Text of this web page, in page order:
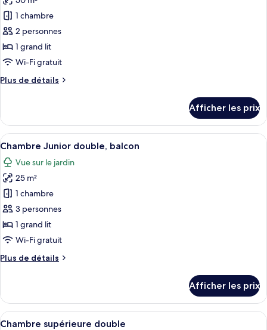
pour
ce
type
de
chambre :
Chambre
1 chambre
2 personnes
1 grand lit
Wi-Fi gratuit
Plus de détails
Plus
Chambre
quadruple
Sénior
Afficher les prix
Afficher
toutes
les
photos
pour
ce
type
de
chambre :
Chambre
balcon
Chambre Junior double, balcon |
3
Chambre Junior double, balcon
Vue sur le jardin
25 m²
1 chambre
3 personnes
1 grand lit
Wi-Fi gratuit
Plus de détails
Plus
Chambre
Junior
double,
Afficher les prix
Afficher
Chambre supérieure double | Literie
1
Chambre supérieure double